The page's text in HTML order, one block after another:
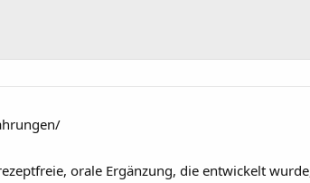
orale Ergänzung, die entwickelt